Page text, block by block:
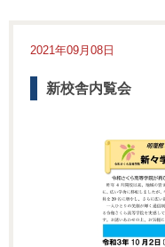
2021年09月08日
新校舎内覧会